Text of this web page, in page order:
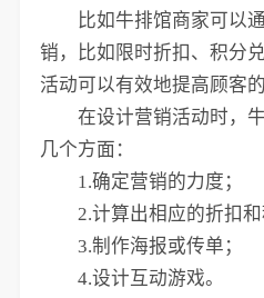
比如牛排馆商家可以通
销，比如限时折扣、积分
活动可以有效地提高顾客的
在设计营销活动时，牛
几个方面：
1.确定营销的力度；
2.计算出相应的折扣和
3.制作海报或传单；
4.设计互动游戏。